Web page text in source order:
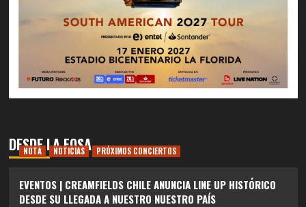
DESDE LA FOSA
NOTA NOTICIAS PRÓXIMOS CONCIERTOS
EVENTOS | CREAMFIELDS CHILE ANUNCIA LINE UP HISTÓRICO
DESDE SU LLEGADA A NUESTRO NUESTRO PAÍS